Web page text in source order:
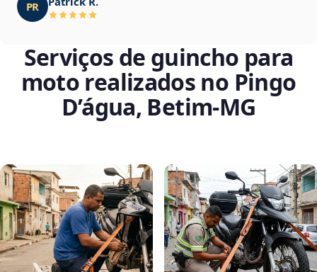
PR
Serviços de guincho para
moto realizados no Pingo
D’água, Betim‑MG